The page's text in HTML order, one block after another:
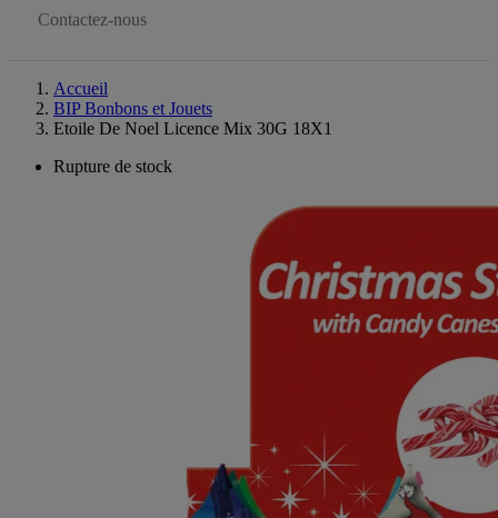
Contactez-nous
Accueil
BIP Bonbons et Jouets
Etoile De Noel Licence Mix 30G 18X1
Rupture de stock